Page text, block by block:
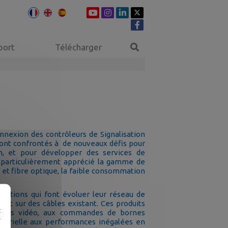
Télécharger
des contrôleurs de Signalisation
confrontés à de nouveaux défis pour
pour développer des services de
apprécié la gamme de
et fibre optique, la faible consommation
qui font évoluer leur réseau de
sur des câbles existant. Ces produits
vidéo, aux commandes de bornes
aux performances inégalées en